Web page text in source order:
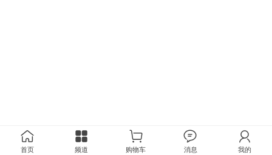
首页 频道 购物车 消息 我的